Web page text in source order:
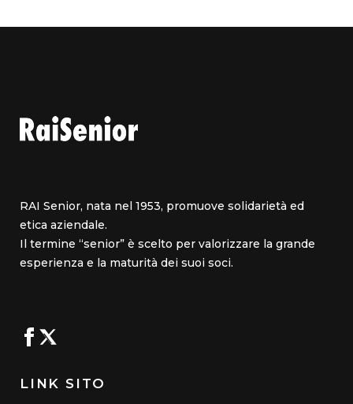
RAI Senior, nata nel 1953, promuove solidarietà ed
etica aziendale.
Il termine “senior” è scelto per valorizzare la grande
esperienza e la maturità dei suoi soci.
LINK SITO